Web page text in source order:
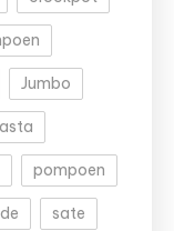
Jumbo
pompoen
sate